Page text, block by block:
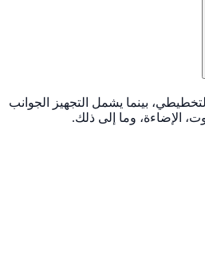
بينما يشمل التجهيز الجوانب
الإضاءة، وما إلى ذلك.